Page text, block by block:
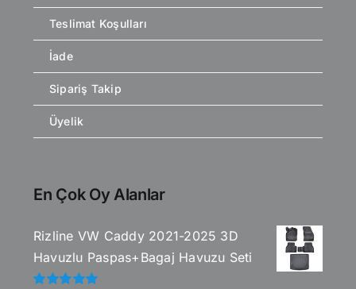
Teslimat Koşulları
İade
Sipariş Takip
Üyelik
En Çok Oy Alanlar
Rizline VW Caddy 2021-2025 3D
Havuzlu Paspas+Bagaj Havuzu Seti